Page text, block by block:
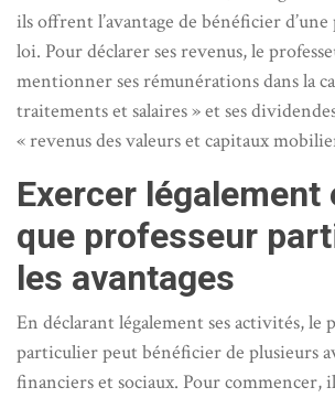
ils offrent l’avantage de bénéficier
loi. Pour déclarer ses revenus, le
mentionner ses rémunérations dans la
traitements et salaires » et ses
« revenus des valeurs et capitaux
Exercer légalement
que professeur
les avantages
En déclarant légalement ses activités, le
particulier peut bénéficier de plusieurs
financiers et sociaux. Pour commencer,